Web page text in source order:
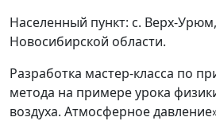
Населенный пункт: с. Верх-
Новосибирской области.
Разработка мастер-класса по
метода на примере урока
воздуха. Атмосферное